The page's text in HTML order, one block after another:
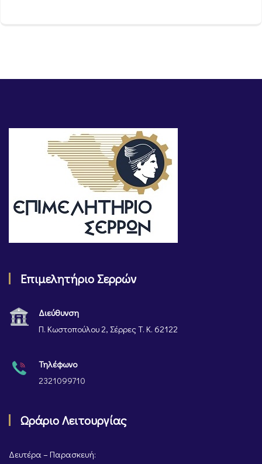
Επιμελητήριο Σερρών
Διεύθυνση
Π. Κωστοπούλου 2, Σέρρες Τ. Κ. 62122
Τηλέφωνο
2321099710
Ωράριο Λειτουργίας
Δευτέρα – Παρασκευή: